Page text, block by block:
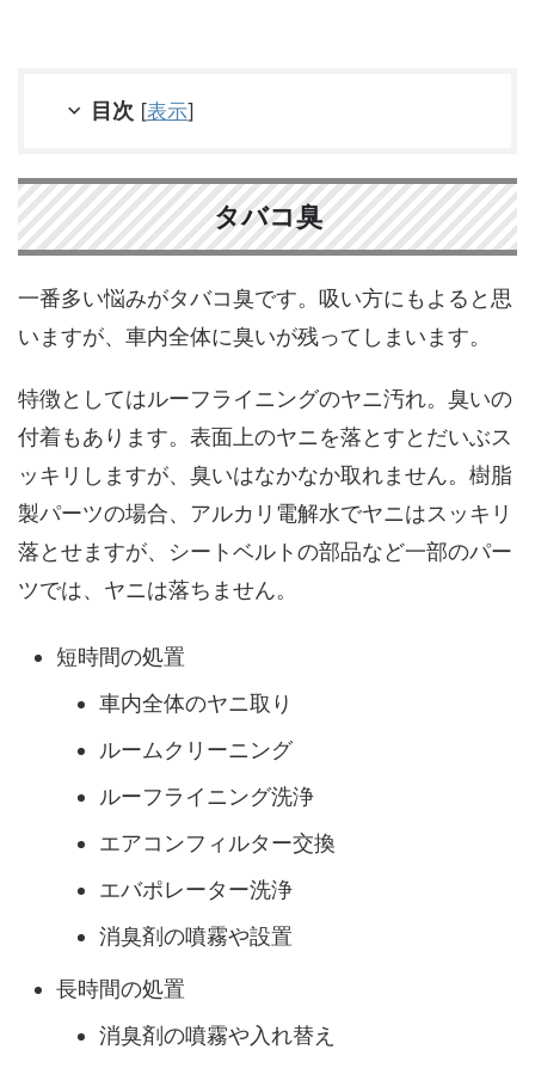
目次 [表示]
タバコ臭
一番多い悩みがタバコ臭です。吸い方にもよると思
いますが、車内全体に臭いが残ってしまいます。
特徴としてはルーフライニングのヤニ汚れ。臭いの
付着もあります。表面上のヤニを落とすとだいぶス
ッキリしますが、臭いはなかなか取れません。樹脂
製パーツの場合、アルカリ電解水でヤニはスッキリ
落とせますが、シートベルトの部品など一部のパー
ツでは、ヤニは落ちません。
短時間の処置
車内全体のヤニ取り
ルームクリーニング
ルーフライニング洗浄
エアコンフィルター交換
エバポレーター洗浄
消臭剤の噴霧や設置
長時間の処置
消臭剤の噴霧や入れ替え